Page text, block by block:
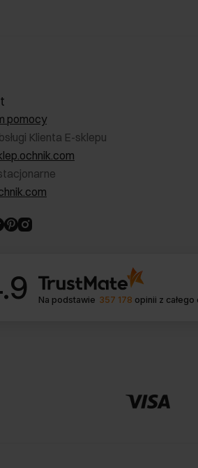
pomocy
Klienta E-sklepu
Na podstawie 357 178 opinii z